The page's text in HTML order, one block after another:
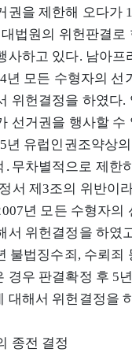
권을 제한해 오다가
법원의 위헌판결로
사하고 있다. 남아프
년 모든 수형자의 선
위헌결정을 하였다.
선거권을 행사할 수
년 유럽인권조약상
무차별적으로 제한
서 제3조의 위반이
년 모든 수형자의
서 위헌결정을 하였
불법징수죄, 수뢰죄
경우 판결확정 후 5
대해서 위헌결정을
종전 결정